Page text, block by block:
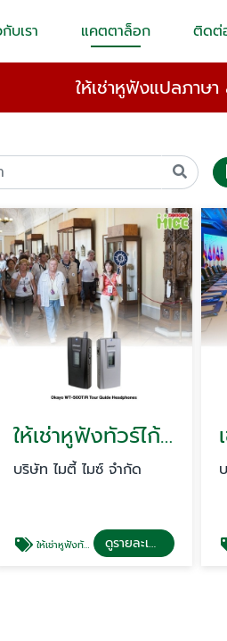
บเรา แคตตาล็อก ติดต่
ให้เช่าหูฟังแปลภาษ
ให้เช่าหูฟังทัวร์ไก้ด์
บริษัท ไมตี้ ไมซ์ จำกัด
ให้เช่าหูฟังทัวร์ไก้ด์ ดูรายละเอียด